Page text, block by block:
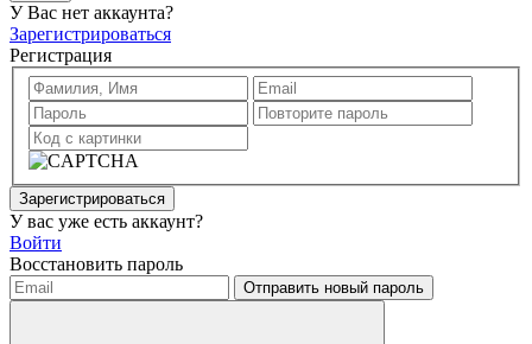
У Вас нет аккаунта?
Зарегистрироваться
Регистрация
Зарегистрироваться
У вас уже есть аккаунт?
Войти
Восстановить пароль
Отправить новый пароль